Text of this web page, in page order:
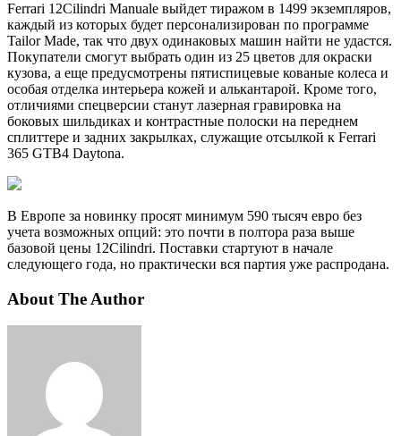
Ferrari 12Cilindri Manuale выйдет тиражом в 1499 экземпляров,
каждый из которых будет персонализирован по программе
Tailor Made, так что двух одинаковых машин найти не удастся.
Покупатели смогут выбрать один из 25 цветов для окраски
кузова, а еще предусмотрены пятиспицевые кованые колеса и
особая отделка интерьера кожей и алькантарой. Кроме того,
отличиями спецверсии станут лазерная гравировка на
боковых шильдиках и контрастные полоски на переднем
сплиттере и задних закрылках, служащие отсылкой к Ferrari
365 GTB4 Daytona.
В Европе за новинку просят минимум 590 тысяч евро без
учета возможных опций: это почти в полтора раза выше
базовой цены 12Cilindri. Поставки стартуют в начале
следующего года, но практически вся партия уже распродана.
About The Author